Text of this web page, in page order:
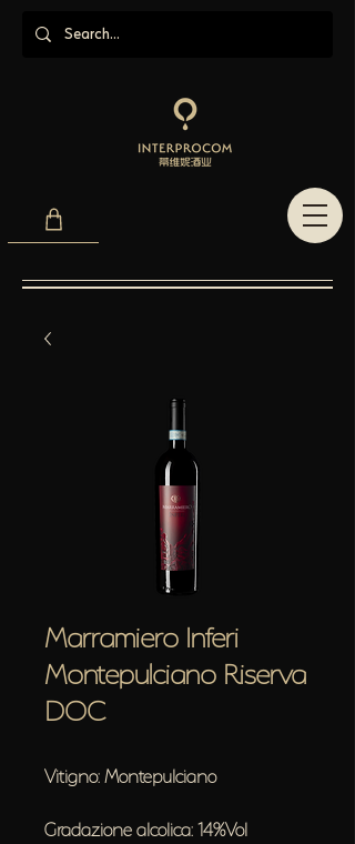
Marramiero Inferi
Montepulciano Riserva
DOC
Vitigno: Montepulciano
Gradazione alcolica: 14%Vol